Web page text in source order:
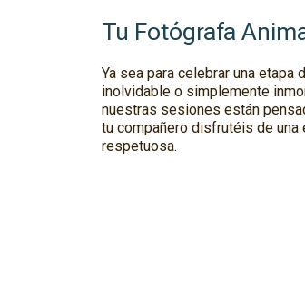
Tu Fotógrafa
Ya sea para celebrar una etapa
inolvidable o simplemente
nuestras sesiones están
tu compañero disfrutéis de una
respetuosa.